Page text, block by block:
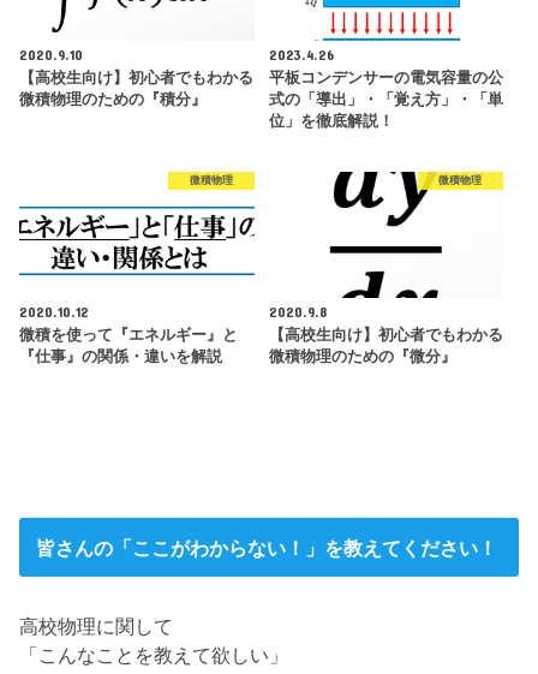
2020.9.10
【高校生向け】初心者でもわかる
微積物理のための『積分』
2023.4.26
平板コンデンサーの電気容量の公
式の「導出」・「覚え方」・「単
位」を徹底解説！
微積物理
2020.10.12
微積を使って『エネルギー』と
『仕事』の関係・違いを解説
微積物理
2020.9.8
【高校生向け】初心者でもわかる
微積物理のための『微分』
皆さんの「ここがわからない！」を教えてください！
高校物理に関して
「こんなことを教えて欲しい」